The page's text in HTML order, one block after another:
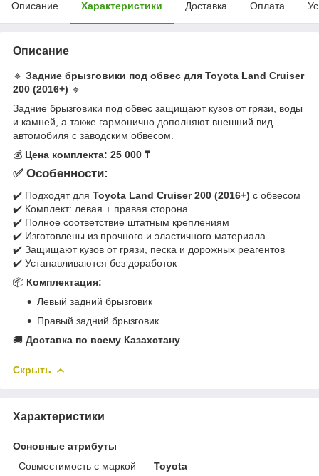
Описание Характеристики Доставка Оплата
Описание
🔹 Задние брызговики под обвес для Toyota Land Cruiser
200 (2016+) 🔹
Задние брызговики под обвес защищают кузов от грязи, воды
и камней, а также гармонично дополняют внешний вид
автомобиля с заводским обвесом.
💰 Цена комплекта: 25 000 ₸
✅ Особенности:
✔️ Подходят для Toyota Land Cruiser 200 (2016+) с обвесом
✔️ Комплект: левая + правая сторона
✔️ Полное соответствие штатным креплениям
✔️ Изготовлены из прочного и эластичного материала
✔️ Защищают кузов от грязи, песка и дорожных реагентов
✔️ Устанавливаются без доработок
📦 Комплектация:
Левый задний брызговик
Правый задний брызговик
🚚 Доставка по всему Казахстану
Скрыть
Характеристики
Основные атрибуты
Совместимость с маркой
Toyota